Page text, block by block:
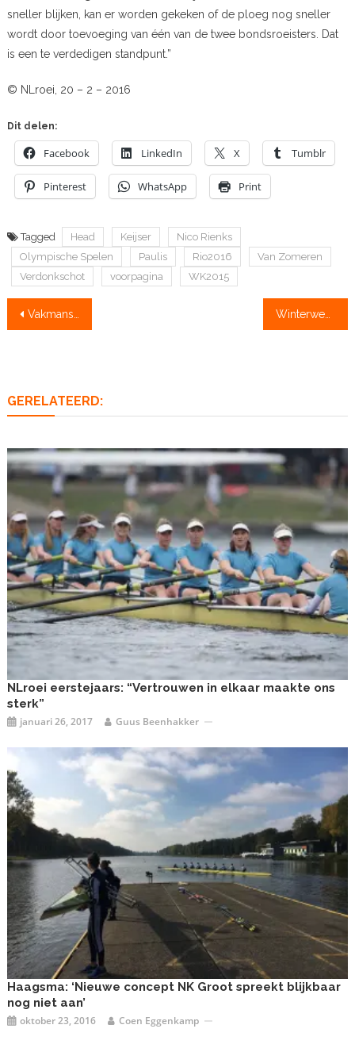
sneller blijken, kan er worden gekeken of de ploeg nog sneller
wordt door toevoeging van één van de twee bondsroeisters. Dat
is een te verdedigen standpunt.”
© NLroei, 20 – 2 – 2016
Dit delen:
Facebook LinkedIn X Tumblr
Pinterest WhatsApp Print
Tagged Head Keijser
Nico Rienks
Olympische Spelen
Paulis Rio2016
Van Zomeren
Verdonkschot
voorpagina WK2015
Bericht
Vakmanschap aan de Thames Winterwedstrijden voor zondag afgelast
GERELATEERD:
NLroei eerstejaars: “Vertrouwen in elkaar maakte ons
sterk”
januari 26, 2017 Guus Beenhakker
Haagsma: ‘Nieuwe concept NK Groot spreekt blijkbaar
nog niet aan’
oktober 23, 2016 Coen Eggenkamp